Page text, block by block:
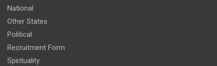
National
Other States
Political
Recruitment Form
Spirituality